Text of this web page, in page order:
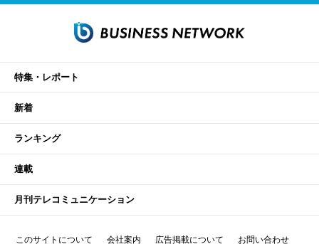
特集・レポート
新着
ランキング
連載
月刊テレコミュニケーション
このサイトについて 会社案内 広告掲載について お問い合わせ